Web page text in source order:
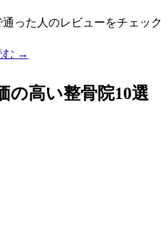
った人のレビューをチェック
む →
の高い整骨院10選